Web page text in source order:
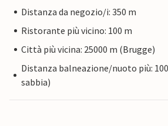
Distanza da negozio/i: 350 m
Ristorante più vicino: 100 m
Città più vicina: 25000 m (Brugge)
Distanza balneazione/nuoto più:
sabbia)